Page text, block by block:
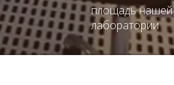
площадь нашей
лаборатории